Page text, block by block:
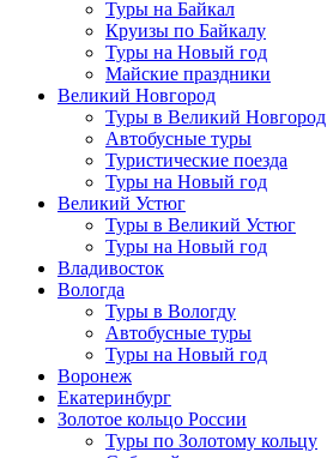
Туры на Байкал
Круизы по Байкалу
Туры на Новый год
Майские праздники
Великий Новгород
Туры в Великий Новгород
Автобусные туры
Туристические поезда
Туры на Новый год
Великий Устюг
Туры в Великий Устюг
Туры на Новый год
Владивосток
Вологда
Туры в Вологду
Автобусные туры
Туры на Новый год
Воронеж
Екатеринбург
Золотое кольцо России
Туры по Золотому кольцу